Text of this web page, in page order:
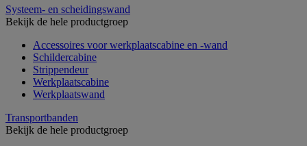
Systeem- en scheidingswand
Bekijk de hele productgroep
Accessoires voor werkplaatscabine en -wand
Schildercabine
Strippendeur
Werkplaatscabine
Werkplaatswand
Transportbanden
Bekijk de hele productgroep